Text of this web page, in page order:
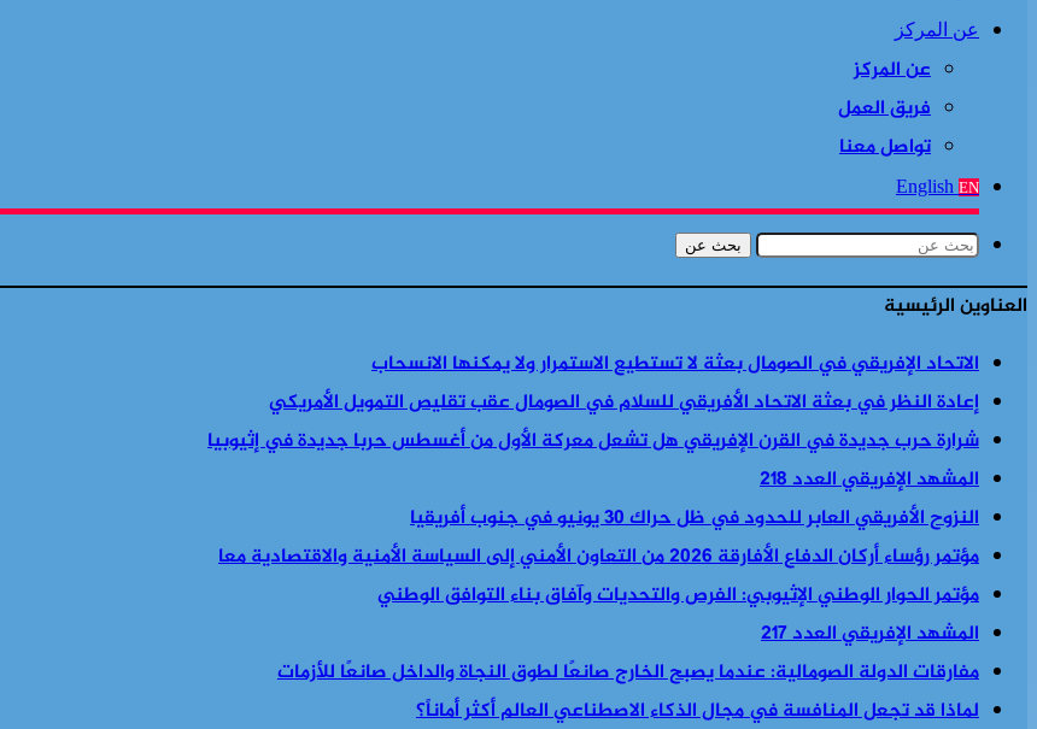
عن المركز
عن المركز
فريق العمل
تواصل معنا
English EN
بحث عن
العناوين الرئيسية
الاتحاد الإفريقي في الصومال بعثة لا تستطيع الاستمرار ولا يمكنها الانسحاب
إعادة النظر في بعثة الاتحاد الأفريقي للسلام في الصومال عقب تقليص التمويل الأمريكي
شرارة حرب جديدة في القرن الإفريقي هل تشعل معركة الأول من أغسطس حربا جديدة في إثيوبيا
المشهد الإفريقي العدد 218
النزوح الأفريقي العابر للحدود في ظل حراك 30 يونيو في جنوب أفريقيا
مؤتمر رؤساء أركان الدفاع الأفارقة 2026 من التعاون الأمني إلى السياسة الأمنية والاقتصادية معا
مؤتمر الحوار الوطني الإثيوبي: الفرص والتحديات وآفاق بناء التوافق الوطني
المشهد الإفريقي العدد 217
مفارقات الدولة الصومالية: عندما يصبح الخارج صانعًا لطوق النجاة والداخل صانعًا للأزمات
لماذا قد تجعل المنافسة في مجال الذكاء الاصطناعي العالم أكثر أماناً؟